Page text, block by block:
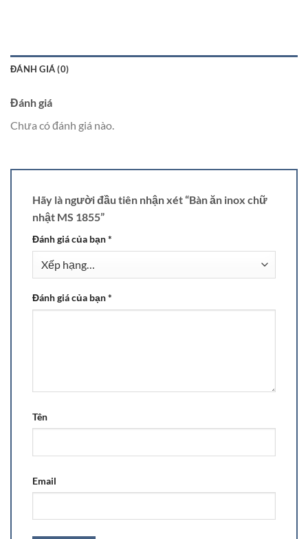
ĐÁNH GIÁ (0)
Đánh giá
Chưa có đánh giá nào.
Hãy là người đầu tiên nhận xét “Bàn ăn inox chữ
nhật MS 1855”
Đánh giá của bạn*
Đánh giá của bạn*
Tên
Email